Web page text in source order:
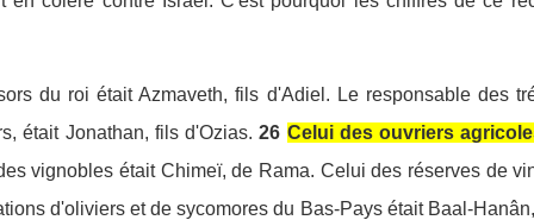
du roi était Azmaveth, fils d'Adiel. Le responsable des
était Jonathan, fils d'Ozias. 26 Celui des ouvriers
vignobles était Chimeï, de Rama. Celui des réserves de
d'oliviers et de sycomores du Bas-Pays était Baal-